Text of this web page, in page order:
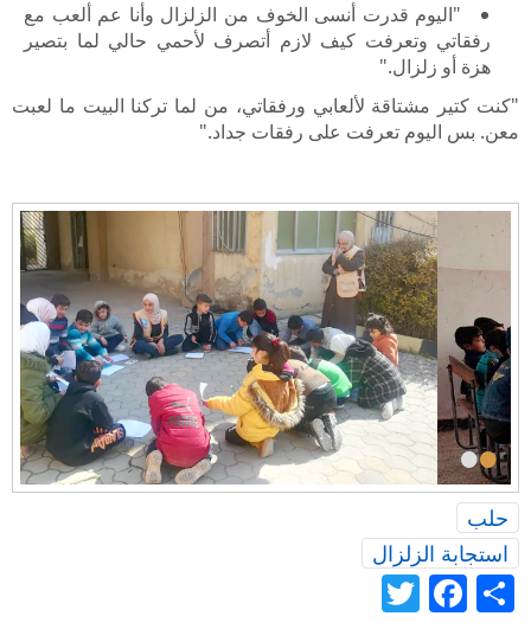
"اليوم قدرت أنسى الخوف من الزلزال وأنا عم ألعب مع
رفقاتي وتعرفت كيف لازم أتصرف لأحمي حالي لما بتصير
هزة أو زلزال."
"كنت كتير مشتاقة لألعابي ورفقاتي، من لما تركنا البيت ما لعبت
معن. بس اليوم تعرفت على رفقات جداد."
•
•
حلب
استجابة الزلزال
Share
Facebook